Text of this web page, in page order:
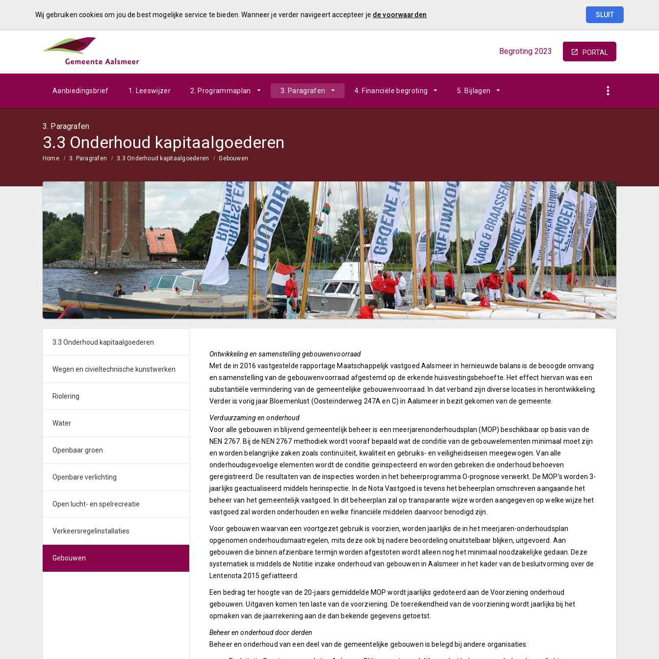
Wij gebruiken cookies om jou de best mogelijke service te bieden. Wanneer je verder navigeert accepteer je de voorwaarden SLUIT
Begroting 2023 PORTAL
Aanbiedingsbrief 1. Leeswijzer 2. Programmaplan 3. Paragrafen 4. Financiële begroting 5. Bijlagen
3. Paragrafen
3.3 Onderhoud kapitaalgoederen
Home 3. Paragrafen 3.3 Onderhoud kapitaalgoederen Gebouwen
3.3 Onderhoud kapitaalgoederen
Wegen en civieltechnische kunstwerken
Riolering
Water
Openbaar groen
Openbare verlichting
Open lucht- en spelrecreatie
Verkeersregelinstallaties
Gebouwen
Ontwikkeling en samenstelling gebouwenvoorraad
Met de in 2016 vastgestelde rapportage Maatschappelijk vastgoed Aalsmeer in hernieuwde balans is de beoogde omvang
en samenstelling van de gebouwenvoorraad afgestemd op de erkende huisvestingsbehoefte. Het effect hiervan was een
substantiële vermindering van de gemeentelijke gebouwenvoorraad. In dat verband zijn diverse locaties in herontwikkeling.
Verder is vorig jaar Bloemenlust (Oosteinderweg 247A en C) in Aalsmeer in bezit gekomen van de gemeente.
Verduurzaming en onderhoud
Voor alle gebouwen in blijvend gemeentelijk beheer is een meerjarenonderhoudsplan (MOP) beschikbaar op basis van de
NEN 2767. Bij de NEN 2767 methodiek wordt vooraf bepaald wat de conditie van de gebouwelementen minimaal moet zijn
en worden belangrijke zaken zoals continuïteit, kwaliteit en gebruiks- en veiligheidseisen meegewogen. Van alle
onderhoudsgevoelige elementen wordt de conditie geïnspecteerd en worden gebreken die onderhoud behoeven
geregistreerd. De resultaten van de inspecties worden in het beheerprogramma O-prognose verwerkt. De MOP’s worden 3-
jaarlijks geactualiseerd middels herinspectie. In de Nota Vastgoed is tevens het beheerplan omschreven aangaande het
beheer van het gemeentelijk vastgoed. In dit beheerplan zal op transparante wijze worden aangegeven op welke wijze het
vastgoed zal worden onderhouden en welke financiële middelen daarvoor benodigd zijn.
Voor gebouwen waarvan een voortgezet gebruik is voorzien, worden jaarlijks de in het meerjaren-onderhoudsplan
opgenomen onderhoudsmaatregelen, mits deze ook bij nadere beoordeling onuitstelbaar blijken, uitgevoerd. Aan
gebouwen die binnen afzienbare termijn worden afgestoten wordt alleen nog het minimaal noodzakelijke gedaan. Deze
systematiek is middels de Notitie inzake onderhoud van gebouwen in Aalsmeer in het kader van de besluitvorming over de
Lentenota 2015 gefiatteerd.
Een bedrag ter hoogte van de 20-jaars gemiddelde MOP wordt jaarlijks gedoteerd aan de Voorziening onderhoud
gebouwen. Uitgaven komen ten laste van de voorziening. De toereikendheid van de voorziening wordt jaarlijks bij het
opmaken van de jaarrekening aan de dan bekende gegevens getoetst.
Beheer en onderhoud door derden
Beheer en onderhoud van een deel van de gemeentelijke gebouwen is belegd bij andere organisaties: